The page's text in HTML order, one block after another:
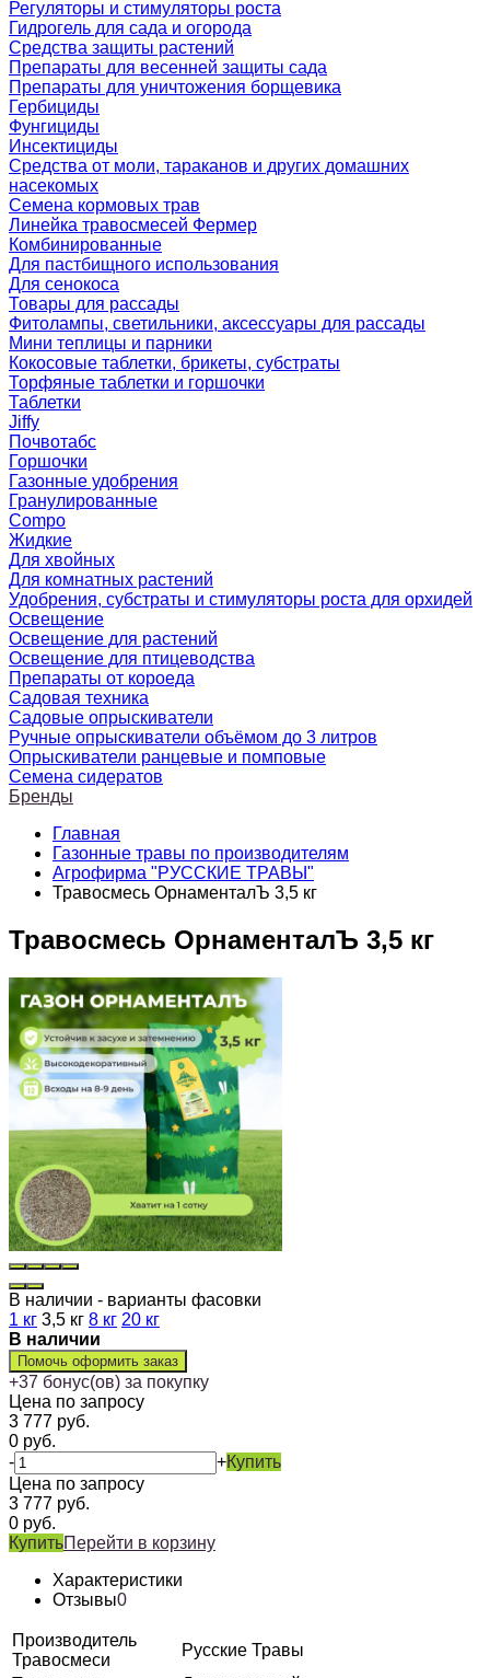
Регуляторы и стимуляторы роста
Гидрогель для сада и огорода
Средства защиты растений
Препараты для весенней защиты сада
Препараты для уничтожения борщевика
Гербициды
Фунгициды
Инсектициды
Средства от моли, тараканов и других домашних
насекомых
Семена кормовых трав
Линейка травосмесей Фермер
Комбинированные
Для пастбищного использования
Для сенокоса
Товары для рассады
Фитолампы, светильники, аксессуары для рассады
Мини теплицы и парники
Кокосовые таблетки, брикеты, субстраты
Торфяные таблетки и горшочки
Таблетки
Jiffy
Почвотабс
Горшочки
Газонные удобрения
Гранулированные
Compo
Жидкие
Для хвойных
Для комнатных растений
Удобрения, субстраты и стимуляторы роста для орхидей
Освещение
Освещение для растений
Освещение для птицеводства
Препараты от короеда
Садовая техника
Садовые опрыскиватели
Ручные опрыскиватели объёмом до 3 литров
Опрыскиватели ранцевые и помповые
Семена сидератов
Бренды
Главная
Газонные травы по производителям
Агрофирма "РУССКИЕ ТРАВЫ"
Травосмесь ОрнаменталЪ 3,5 кг
Травосмесь ОрнаменталЪ 3,5 кг
В наличии - варианты фасовки
1 кг 3,5 кг 8 кг 20 кг
В наличии
Помочь оформить заказ
+37 бонус(ов) за покупку
Цена по запросу
3 777 руб.
0 руб.
-
+Купить
Цена по запросу
3 777 руб.
0 руб.
КупитьПерейти в корзину
Характеристики
Отзывы0
Производитель
Травосмеси
Русские Травы